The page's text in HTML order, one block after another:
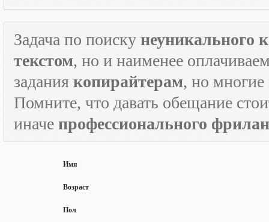
Задача по поиску неуникального
текстом, но и наименее
задания копирайтерам, но многие
Помните, что давать обещание
иначе профессионального
Имя
Возраст
Пол